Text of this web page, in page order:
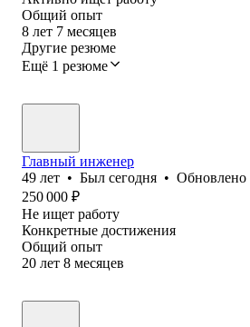
Общий опыт
8 лет 7 месяцев
Другие резюме
Ещё 1 резюме
Главный инженер
49 лет • Был сегодня • Обновлено
250 000 ₽
Не ищет работу
Конкретные достижения
Общий опыт
20 лет 8 месяцев